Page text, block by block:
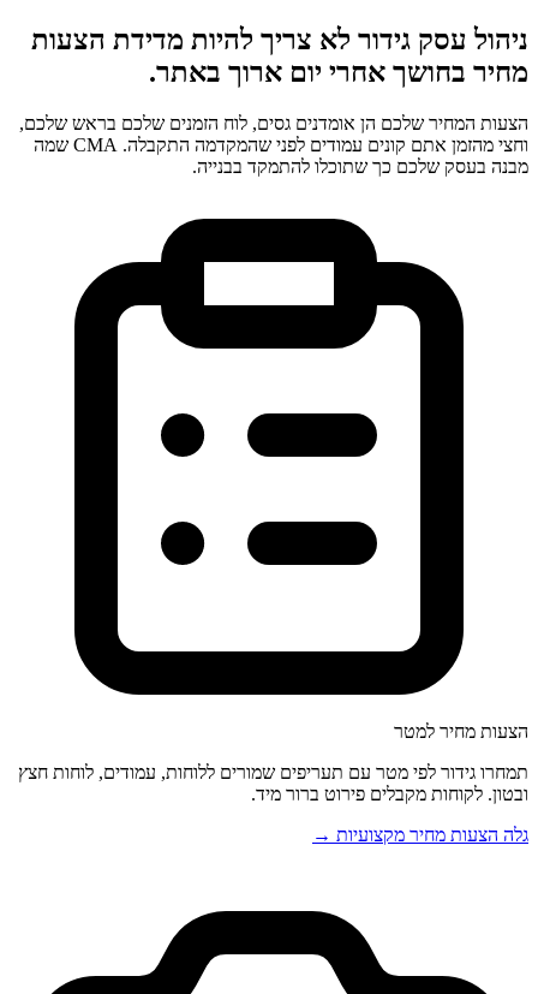
ניהול עסק גידור לא צריך להיות מדידת הצעות
מחיר בחושך אחרי יום ארוך באתר.
הצעות המחיר שלכם הן אומדנים גסים, לוח הזמנים שלכם בראש שלכם,
וחצי מהזמן אתם קונים עמודים לפני שהמקדמה התקבלה. CMA שמה
מבנה בעסק שלכם כך שתוכלו להתמקד בבנייה.
הצעות מחיר למטר
תמחרו גידור לפי מטר עם תעריפים שמורים ללוחות, עמודים, לוחות חצץ
ובטון. לקוחות מקבלים פירוט ברור מיד.
גלה הצעות מחיר מקצועיות →